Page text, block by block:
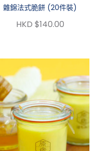
雜錦法式脆餅 (20件裝)
HKD $140.00